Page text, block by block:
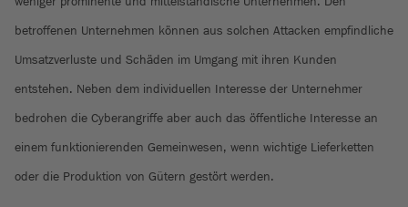
betroffenen Unternehmen können aus solchen Attacken empfindliche
Umsatzverluste und Schäden im Umgang mit ihren Kunden
entstehen. Neben dem individuellen Interesse der Unternehmer
bedrohen die Cyberangriffe aber auch das öffentliche Interesse an
einem funktionierenden Gemeinwesen, wenn wichtige Lieferketten
oder die Produktion von Gütern gestört werden.